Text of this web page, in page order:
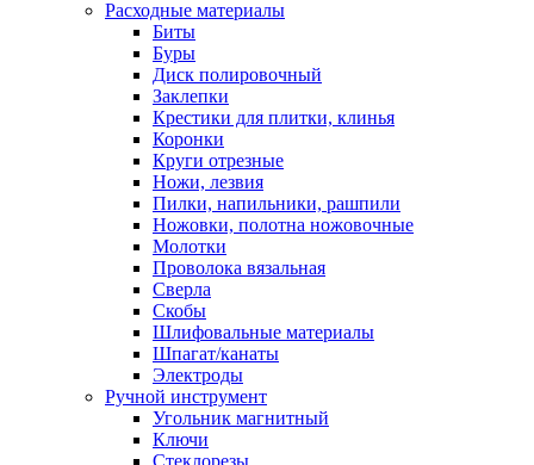
Расходные материалы
Биты
Буры
Диск полировочный
Заклепки
Крестики для плитки, клинья
Коронки
Круги отрезные
Ножи, лезвия
Пилки, напильники, рашпили
Ножовки, полотна ножовочные
Молотки
Проволока вязальная
Сверла
Скобы
Шлифовальные материалы
Шпагат/канаты
Электроды
Ручной инструмент
Угольник магнитный
Ключи